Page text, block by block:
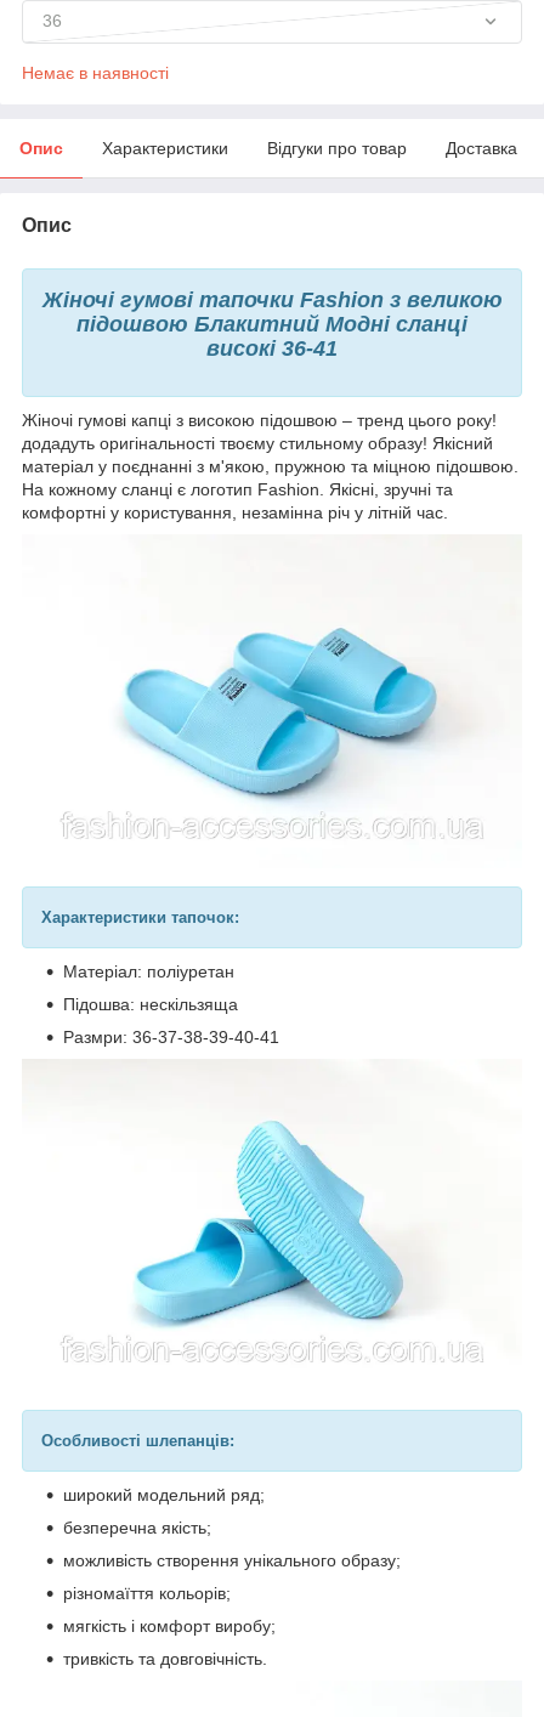
36
Немає в наявності
Опис Характеристики Відгуки про товар Доставка
Опис
Жіночі гумові тапочки Fashion з великою
підошвою Блакитний Модні сланці
високі 36-41
Жіночі гумові капці з високою підошвою – тренд цього року!
додадуть оригінальності твоєму стильному образу! Якісний
матеріал у поєднанні з м'якою, пружною та міцною підошвою.
На кожному сланці є логотип Fashion. Якісні, зручні та
комфортні у користування, незамінна річ у літній час.
Характеристики тапочок:
Матеріал: поліуретан
Підошва: нескільзяща
Размри: 36-37-38-39-40-41
Особливості шлепанців:
широкий модельний ряд;
безперечна якість;
можливість створення унікального образу;
різномаїття кольорів;
мягкість і комфорт виробу;
тривкість та довговічність.